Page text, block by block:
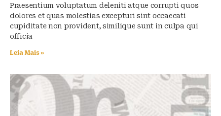
Praesentium voluptatum deleniti atque corrupti quos
dolores et quas molestias excepturi sint occaecati
cupiditate non provident, similique sunt in culpa qui
officia
Leia Mais »